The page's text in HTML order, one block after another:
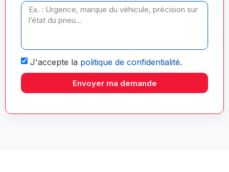
J'accepte la politique de confidentialité.
Envoyer ma demande